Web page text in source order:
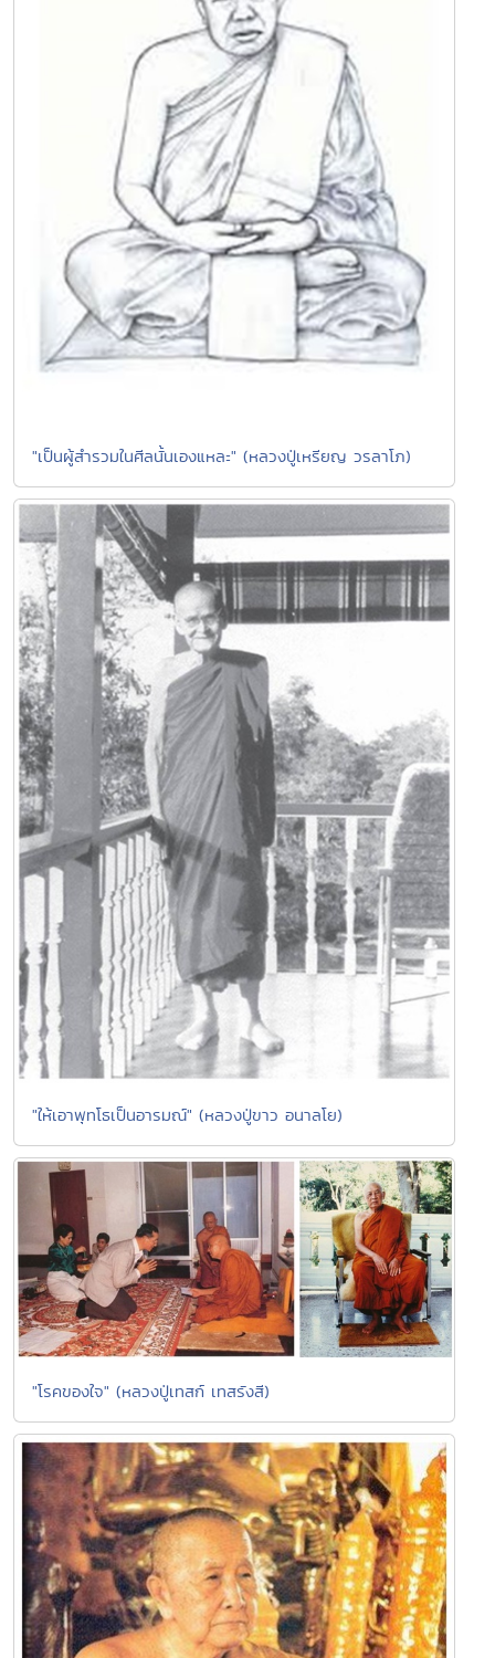
"เป็นผู้สำรวมในศีลนั้นเองแหละ" (หลวงปู่เหรียญ วรลาโภ)
"ให้เอาพุทโธเป็นอารมณ์" (หลวงปู่ขาว อนาลโย)
"โรคของใจ" (หลวงปู่เทสก์ เทสรังสี)